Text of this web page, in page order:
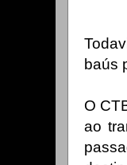
baús
O
ao